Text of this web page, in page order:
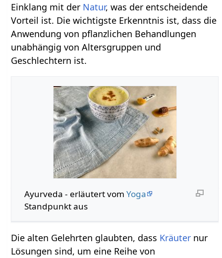
Einklang mit der Natur, was der entscheidende
Vorteil ist. Die wichtigste Erkenntnis ist, dass die
Anwendung von pflanzlichen Behandlungen
unabhängig von Altersgruppen und
Geschlechtern ist.
Ayurveda - erläutert vom Yoga
Standpunkt aus
Die alten Gelehrten glaubten, dass Kräuter nur
Lösungen sind, um eine Reihe von